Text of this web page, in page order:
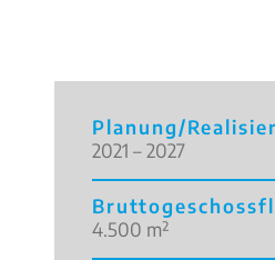
Planung/
2021 – 2027
4.500 m²